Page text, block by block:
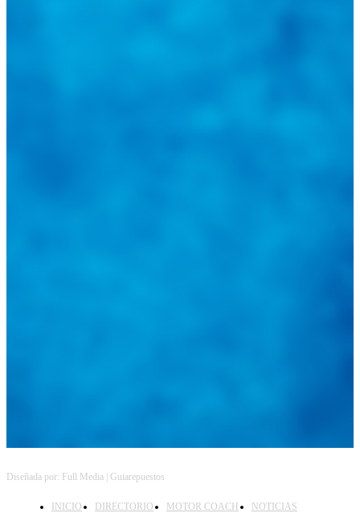
Diseñada por: Full Media | Guiarepuestos
INICIO DIRECTORIO MOTOR COACH NOTICIAS